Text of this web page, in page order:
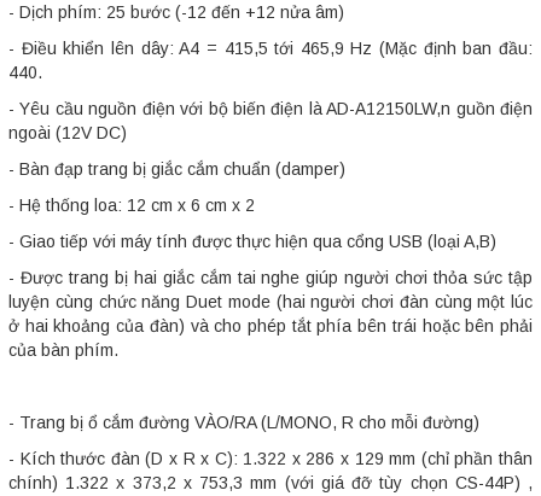
- Dịch phím: 25 bước (-12 đến +12 nửa âm)
- Điều khiển lên dây: A4 = 415,5 tới 465,9 Hz (Mặc định ban đầu:
440.
- Yêu cầu nguồn điện với bộ biến điện là AD-A12150LW,n guồn điện
ngoài (12V DC)
- Bàn đạp trang bị giắc cắm chuẩn (damper)
- Hệ thống loa: 12 cm x 6 cm x 2
- Giao tiếp với máy tính được thực hiện qua cổng USB (loại A,B)
- Được trang bị hai giắc cắm tai nghe giúp người chơi thỏa sức tập
luyện cùng chức năng Duet mode (hai người chơi đàn cùng một lúc
ở hai khoảng của đàn) và cho phép tắt phía bên trái hoặc bên phải
của bàn phím.
- Trang bị ổ cắm đường VÀO/RA (L/MONO, R cho mỗi đường)
- Kích thước đàn (D x R x C): 1.322 x 286 x 129 mm (chỉ phần thân
chính) 1.322 x 373,2 x 753,3 mm (với giá đỡ tùy chọn CS-44P) ,